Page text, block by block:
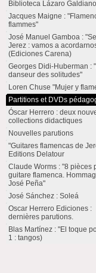
Biblioteca Lázaro
Jacques Maigne :
flammes"
José Manuel Gamboa :
Jerez : vamos a
(Ediciones Carena)
Georges Didi-Huberman :
danseur des solitudes"
Loren Chuse "Mujer y
Partitions et DVDs
Óscar Herrero : deux
collections didactiques
Nouvelles parutions
"Guitares flamencas de
Editions Delatour
Claude Worms : "8 pièces
guitare flamenca.
José Peña"
José Sánchez : Soleá
Oscar Herrero Ediciones :
dernières parutions.
Blas Martínez : "El toque
1 : tangos)